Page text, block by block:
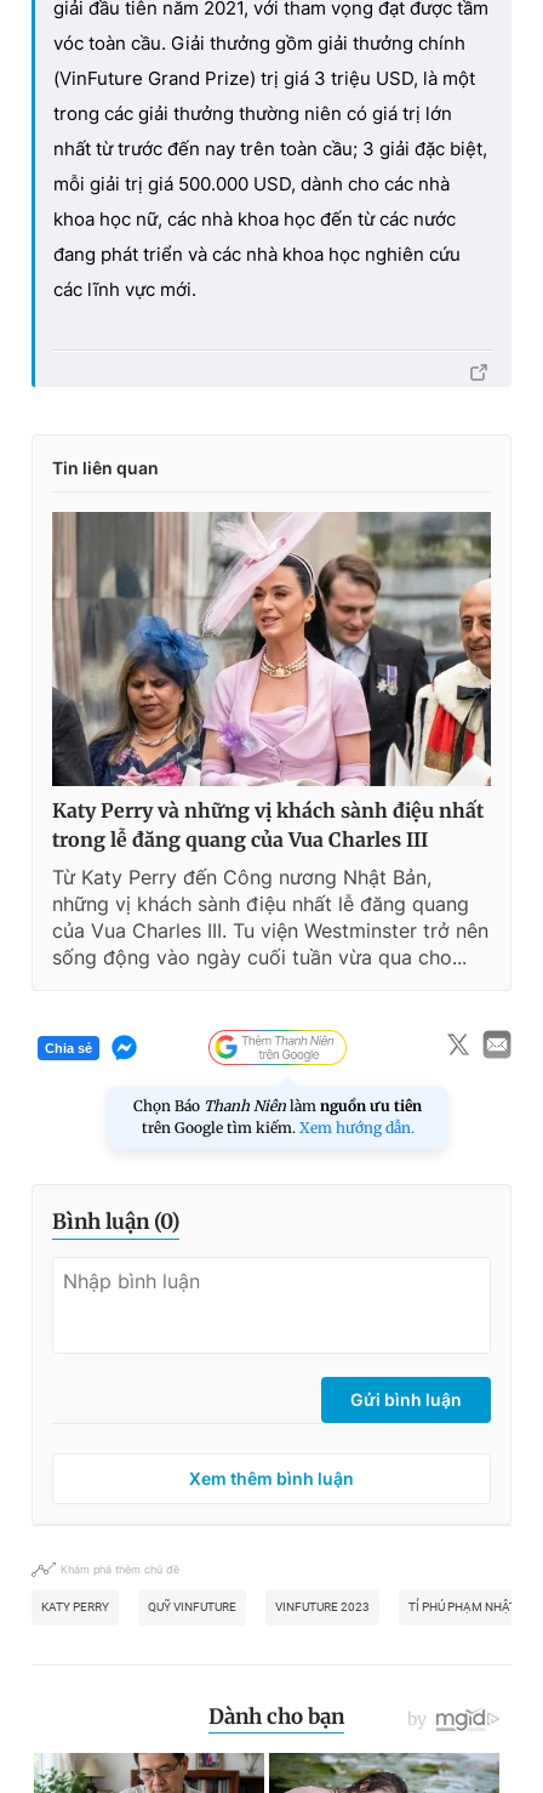
giải đầu tiên năm 2021, với tham vọng đạt được tầm
vóc toàn cầu. Giải thưởng gồm giải thưởng chính
(VinFuture Grand Prize) trị giá 3 triệu USD, là một
trong các giải thưởng thường niên có giá trị lớn
nhất từ trước đến nay trên toàn cầu; 3 giải đặc biệt,
mỗi giải trị giá 500.000 USD, dành cho các nhà
khoa học nữ, các nhà khoa học đến từ các nước
đang phát triển và các nhà khoa học nghiên cứu
các lĩnh vực mới.
Tin liên quan
Katy Perry và những vị khách sành điệu nhất
trong lễ đăng quang của Vua Charles III
Từ Katy Perry đến Công nương Nhật Bản,
những vị khách sành điệu nhất lễ đăng quang
của Vua Charles III. Tu viện Westminster trở nên
sống động vào ngày cuối tuần vừa qua cho...
Chia sẻ
Chọn Báo Thanh Niên làm nguồn ưu tiên
trên Google tìm kiếm. Xem hướng dẫn.
Bình luận (0)
Gửi bình luận
Xem thêm bình luận
Khám phá thêm chủ đề
KATY PERRY QUỸ VINFUTURE VINFUTURE 2023 TỈ PHÚ PHẠM NHẬT